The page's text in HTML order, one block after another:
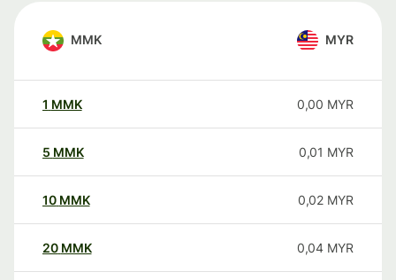
MMK MYR
1 MMK 0,00 MYR
5 MMK 0,01 MYR
10 MMK 0,02 MYR
20 MMK 0,04 MYR